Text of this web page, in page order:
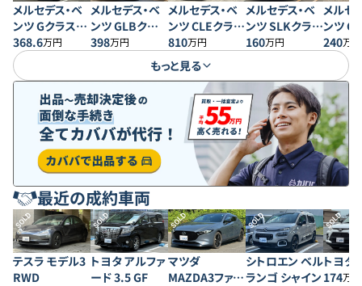
メルセデス・ベ
ンツ Gクラス
G500 ロング
368.6万円
メルセデス・ベ
ンツ GLBクラス
GLB200d
398万円
メルセデス・ベ
ンツ CLEクラス
CLE200 スポー
ツ カブリオレ
810万円
メルセデス・ベ
ンツ SLKクラス
SLK 200MT
160万円
メルセ
ンツ
スポー
240万円
もっと見る
最近の成約車両
SOLD
テスラ モデル3
RWD
SOLD
トヨタ アルファ
ード 3.5 GF
SOLD
マツダ
MAZDA3ファス
SOLD
シトロエン ベル
ランゴ シャイン
SOLD
トヨタ
174万円